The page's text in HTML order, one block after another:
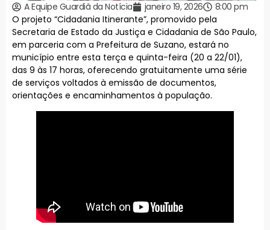
A Equipe Guardiã da Notícia janeiro 19, 2026
8:00 pm
O projeto “Cidadania Itinerante”, promovido pela
Secretaria de Estado da Justiça e Cidadania de São Paulo,
em parceria com a Prefeitura de Suzano, estará no
município entre esta terça e quinta-feira (20 a 22/01),
das 9 às 17 horas, oferecendo gratuitamente uma série
de serviços voltados à emissão de documentos,
orientações e encaminhamentos à população.